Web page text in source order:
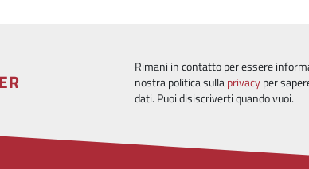
Rimani in contatto per essere
nostra politica sullaprivacyper
dati. Puoi disiscriverti quando vuoi.